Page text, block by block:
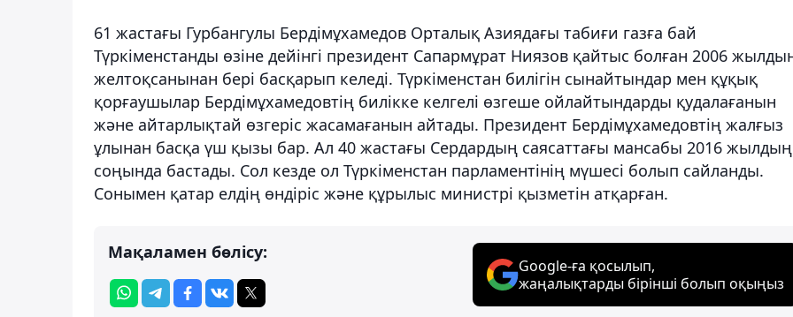
61 жастағы Гурбангулы Бердімұхамедов Орталық Азиядағы табиғи газға бай
Түркіменстанды өзіне дейінгі президент Сапармұрат Ниязов қайтыс болған 2006
желтоқсанынан бері басқарып келеді. Түркіменстан билігін сынайтындар мен құқық
қорғаушылар Бердімұхамедовтің билікке келгелі өзгеше ойлайтындарды қудалағанын
және айтарлықтай өзгеріс жасамағанын айтады. Президент Бердімұхамедовтің жалғыз
ұлынан басқа үш қызы бар. Ал 40 жастағы Сердардың саясаттағы мансабы 2016 жылдың
соңында бастады. Сол кезде ол Түркіменстан парламентінің мүшесі болып сайланды.
Сонымен қатар елдің өндіріс және құрылыс министрі қызметін атқарған.
Мақаламен бөлісу:
Google-ға қосылып,
жаңалықтарды бірінші болып оқыңыз